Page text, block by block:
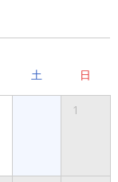
土 日
1